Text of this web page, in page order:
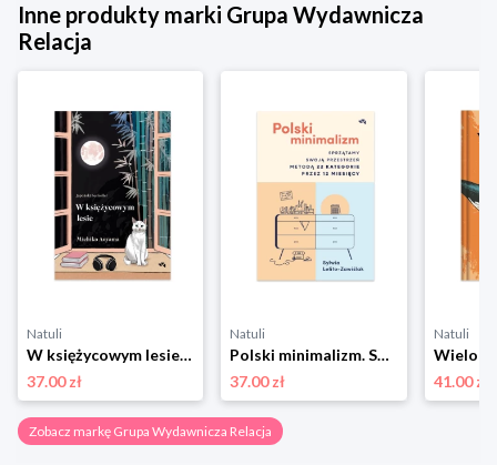
Inne produkty marki Grupa Wydawnicza
Relacja
Natuli
W księżycowym lesie Grupa wydawnicza relacja
37.00 zł
Natuli
Polski minimalizm. Sprzątamy swoją przestrzeń metodą 22 kategorie przez 12 miesięcy Grupa wydawnicza relacja
37.00 zł
Natuli
41.00 zł
Zobacz markę Grupa Wydawnicza Relacja